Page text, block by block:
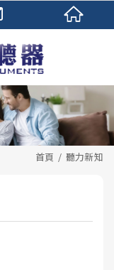
首頁 聽力新知